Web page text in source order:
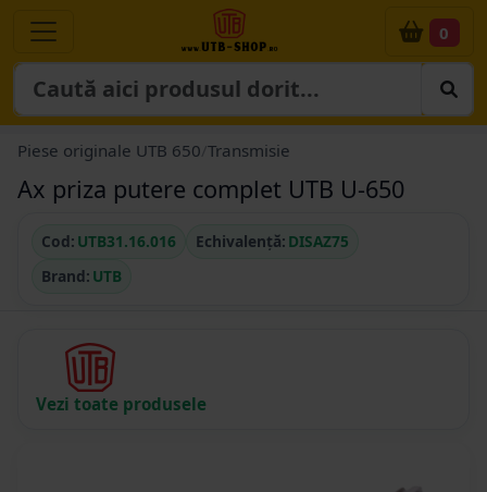
0
Piese originale UTB 650 Transmisie
Ax priza putere complet UTB U-650
Cod: UTB31.16.016 Echivalență: DISAZ75
Brand: UTB
Vezi toate produsele